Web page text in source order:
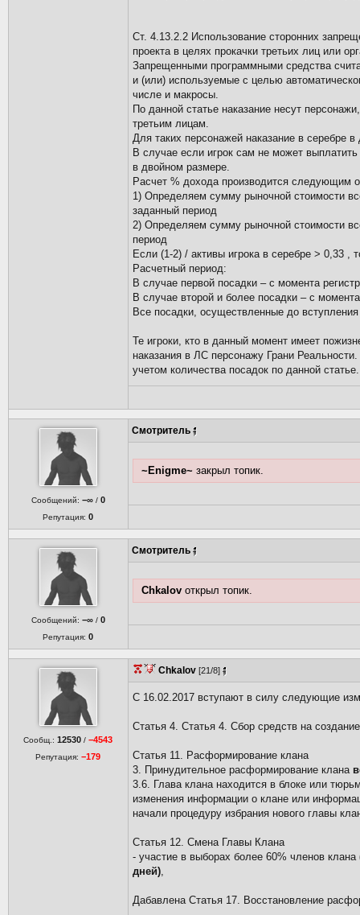
Ст. 4.13.2.2 Использование сторонних
проекта в целях прокачки третьих лиц или
Запрещенными программными средства
и (или) используемые с целью
числе и макросы.
По данной статье наказание несут
третьим лицам.
Для таких персонажей наказание в серебре
В случае если игрок сам не может
в двойном размере.
Расчет % дохода производится следующим
1) Определяем сумму рыночной стоимости
заданный период
2) Определяем сумму рыночной стоимости
период
Если (1-2) / активы игрока в серебре > 0,33 ,
Расчетный период:
В случае первой посадки – с момента
В случае второй и более посадки – с
Все посадки, осуществленные до
Те игроки, кто в данный момент имеет
наказания в ЛС персонажу Грани
учетом количества посадок по данной
Сообщений: −∞ / 0
Репутация:0
Смотритель
~Enigme~ закрыл топик.
Сообщений: −∞ / 0
Репутация:0
Смотритель
Chkalov открыл топик.
Сообщ.:12530 /−4543
Репутация:−179
Chkalov [21/8]
С 16.02.2017 вступают в силу следующие
Статья 4. Статья 4. Сбор средств на создание
Статья 11. Расформирование клана
3. Принудительное расформирование клана
3.6. Глава клана находится в блоке или
изменения информации о клане или
начали процедуру избрания нового главы
Статья 12. Смена Главы Клана
- участие в выборах более 60% членов клана
дней),
Дабавлена Статья 17. Восстановление